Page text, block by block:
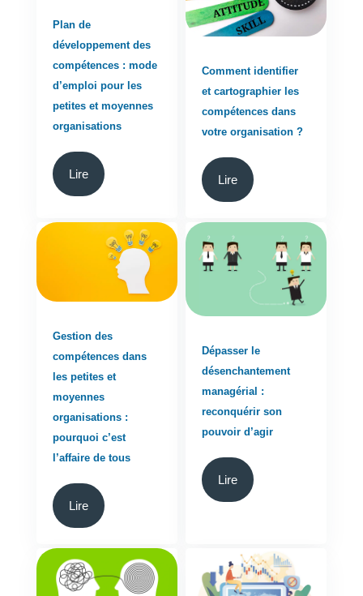
Plan de
développement des
compétences : mode
d’emploi pour les
petites et moyennes
organisations
Lire
Comment identifier
et cartographier les
compétences dans
votre organisation ?
Lire
Gestion des
compétences dans
les petites et
moyennes
organisations :
pourquoi c’est
l’affaire de tous
Lire
Dépasser le
désenchantement
managérial :
reconquérir son
pouvoir d’agir
Lire